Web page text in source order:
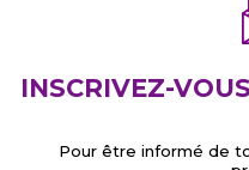
INSCRIVEZ-
Pour être informé de